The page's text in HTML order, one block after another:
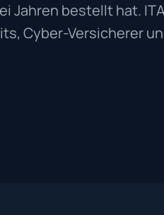
Jahren bestellt hat.
Cyber-Versicherer